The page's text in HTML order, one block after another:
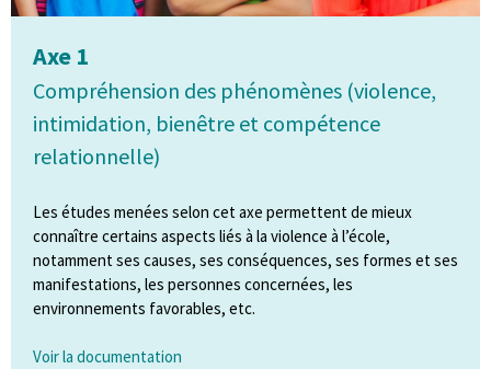
Axe 1
Compréhension des phénomènes (violence,
intimidation, bienêtre et compétence
relationnelle)
Les études menées selon cet axe permettent de mieux
connaître certains aspects liés à la violence à l’école,
notamment ses causes, ses conséquences, ses formes et ses
manifestations, les personnes concernées, les
environnements favorables, etc.
Voir la documentation